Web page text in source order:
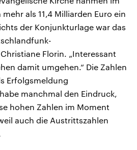
als 11,4 Milliarden Euro ein
der Konjunkturlage war das
Florin. „Interessant
damit umgehen.“ Die Zahlen
Erfolgsmeldung
manchmal den Eindruck,
hohen Zahlen im Moment
auch die Austrittszahlen